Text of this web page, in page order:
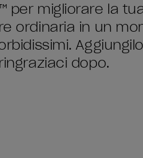
per migliorare la
ordinaria in un
dopo.